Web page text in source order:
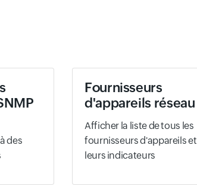
des
Fournisseurs
d'appareils réseau
Afficher la liste de tous les
fournisseurs d'appareils et
leurs indicateurs